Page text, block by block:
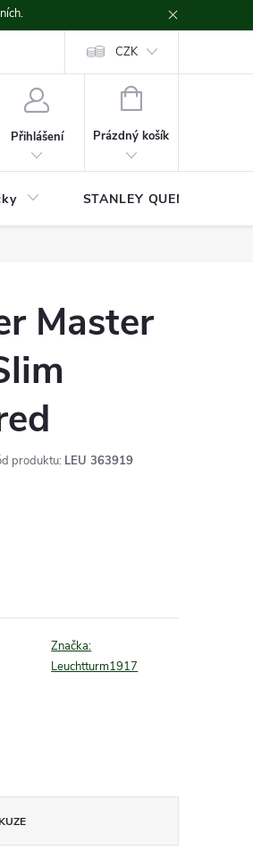
CZK
Přihlášení
NÁKUPNÍ
Prázdný košík
STANLEY QUENCHER
Master
produktu: LEU 363919
Značka:
Leuchtturm1917